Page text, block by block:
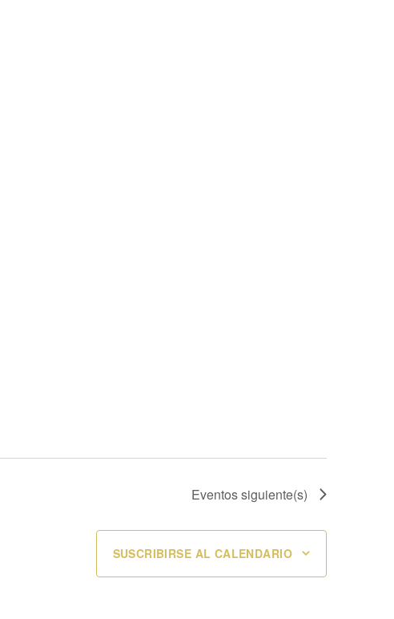
Eventossiguiente(s)
SUSCRIBIRSE AL CALENDARIO